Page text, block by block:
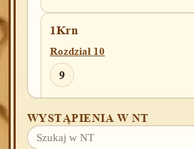
1Krn
Rozdział 10
9
Ps
Rozdział 39
WYSTĄPIENIA W NT